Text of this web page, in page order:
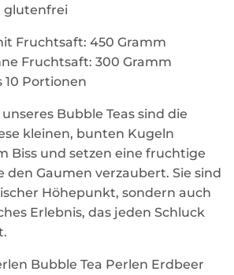
glutenfrei
Fruchtsaft: 450 Gramm
Fruchtsaft: 300 Gramm
10 Portionen
Bubble Teas sind die
kleinen, bunten Kugeln
Biss und setzen eine fruchtige
den Gaumen verzaubert. Sie sind
Höhepunkt, sondern auch
Erlebnis, das jeden Schluck
Bubble Tea Perlen Erdbeer